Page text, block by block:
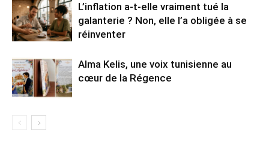
L’inflation a-t-elle vraiment tué la
galanterie ? Non, elle l’a obligée à se
réinventer
Alma Kelis, une voix tunisienne au
cœur de la Régence